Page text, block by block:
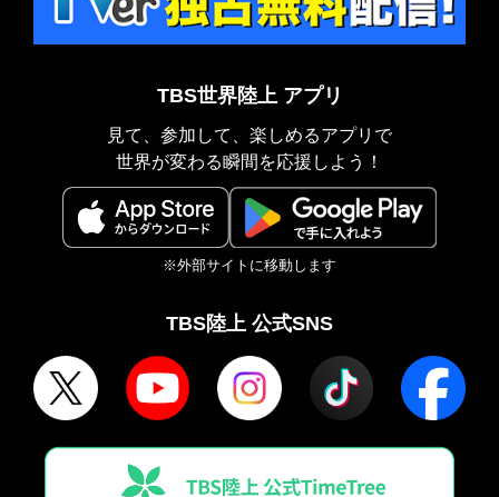
TBS世界陸上 アプリ
見て、参加して、楽しめるアプリで
世界が変わる瞬間を応援しよう！
※外部サイトに移動します
TBS陸上 公式SNS